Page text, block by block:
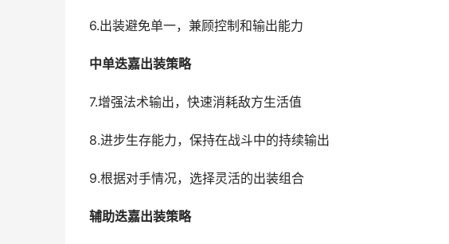
6.出装避免单一，兼顾控制和输出能力
中单迭嘉出装策略
7.增强法术输出，快速消耗敌方生活值
8.进步生存能力，保持在战斗中的持续输出
9.根据对手情况，选择灵活的出装组合
辅助迭嘉出装策略